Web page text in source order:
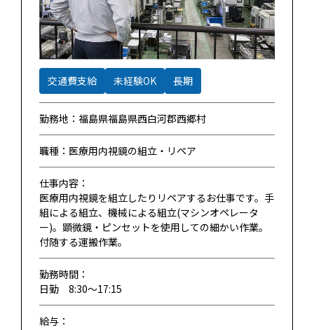
交通費支給 未経験OK 長期
勤務地：福島県福島県西白河郡西郷村
職種：医療用内視鏡の組立・リペア
仕事内容：
医療用内視鏡を組立したりリペアするお仕事です。手
組による組立、機械による組立(マシンオペレータ
ー)。顕微鏡・ピンセットを使用しての細かい作業。
付随する運搬作業。
勤務時間：
日勤 8:30～17:15
給与：